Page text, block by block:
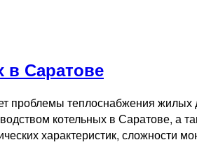
в Саратове
проблемы теплоснабжения
котельных в Саратове,
характеристик,